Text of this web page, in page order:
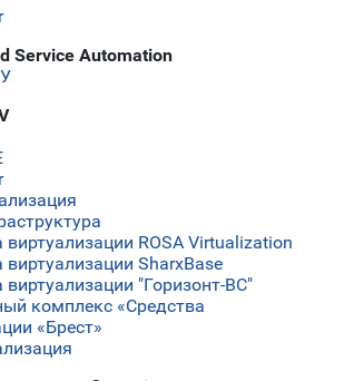
Service Automation
ROSA Virtualization
SharxBase
"Горизонт-ВС"
комплекс «Средства
«Брест»